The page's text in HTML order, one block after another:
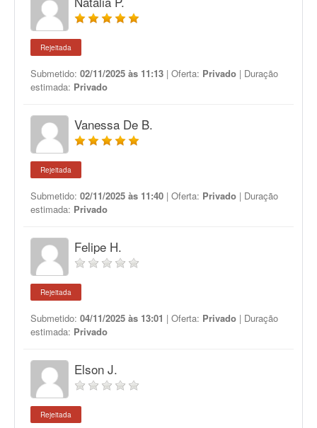
Rejeitada
Submetido: 02/11/2025 às 11:13 | Oferta: Privado | Duração
estimada: Privado
Vanessa De B.
Rejeitada
Submetido: 02/11/2025 às 11:40 | Oferta: Privado | Duração
estimada: Privado
Felipe H.
Rejeitada
Submetido: 04/11/2025 às 13:01 | Oferta: Privado | Duração
estimada: Privado
Elson J.
Rejeitada